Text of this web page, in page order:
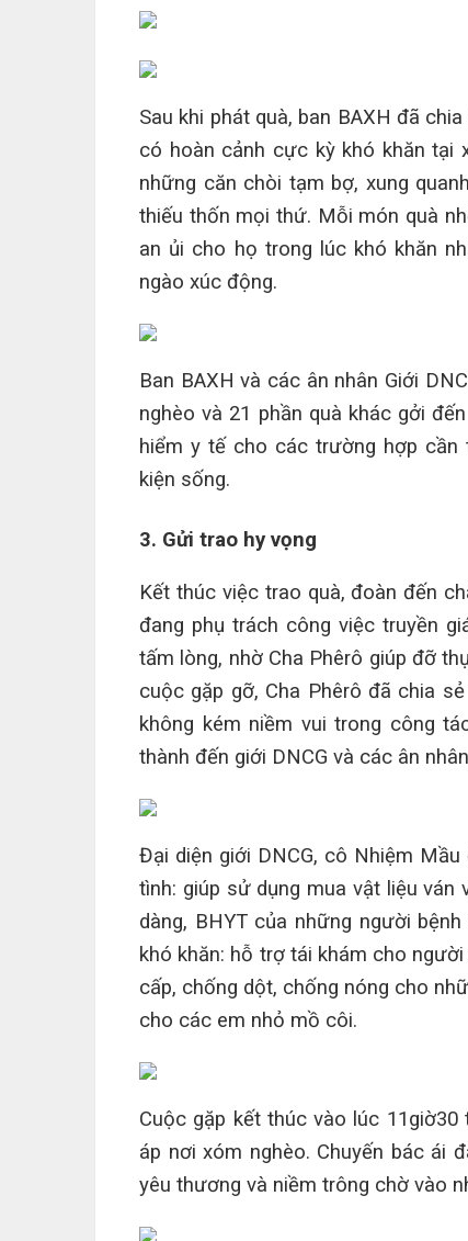
Sau khi phát quà, ban BAXH đã
có hoàn cảnh cực kỳ khó khăn tại
những căn chòi tạm bợ, xung
thiếu thốn mọi thứ. Mỗi món quà
an ủi cho họ trong lúc khó khăn
ngào xúc động.
Ban BAXH và các ân nhân Giới
nghèo và 21 phần quà khác gởi đến
hiểm y tế cho các trường hợp cần
kiện sống.
3. Gửi trao hy vọng
Kết thúc việc trao quà, đoàn đến
đang phụ trách công việc truyền
tấm lòng, nhờ Cha Phêrô giúp đỡ
cuộc gặp gỡ, Cha Phêrô đã chia
không kém niềm vuitrong công
thành đến giới DNCG và các ân nhân
Đại diện giới DNCG, cô Nhiệm Mầu
tình: giúp sử dụng mua vật liệu ván
dàng, BHYT của những người
khó khăn: hỗ trợ tái khám cho
cấp, chống dột, chống nóng cho
cho các em nhỏ mồ côi.
Cuộc gặp kết thúc vào lúc
áp nơi xóm nghèo. Chuyến bác ái
yêu thương và niềm trông chờ vào